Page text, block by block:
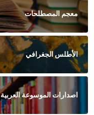
معجم المصطلحات
الأطلس الجغرافي
اصدارات الموسوعة العربية